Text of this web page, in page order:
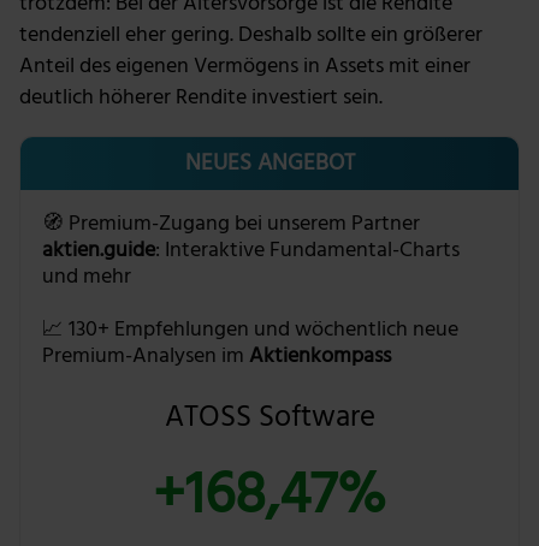
tendenziell eher gering. Deshalb sollte ein größerer
Anteil des eigenen Vermögens in Assets mit einer
deutlich höherer Rendite investiert sein.
NEUES ANGEBOT
🧭 Premium-Zugang bei unserem Partner
aktien.guide: Interaktive Fundamental-Charts
und mehr
📈 130+ Empfehlungen und wöchentlich neue
Premium-Analysen im Aktienkompass
ATOSS Software
+168,47%